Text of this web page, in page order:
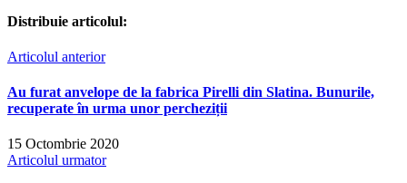
Distribuie articolul:
Articolul anterior
Au furat anvelope de la fabrica Pirelli din Slatina. Bunurile,
recuperate în urma unor percheziții
15 Octombrie 2020
Articolul urmator